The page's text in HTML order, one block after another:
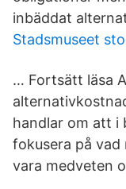
inbäddat
Stadsmuseet
… Fortsätt läsa
handlar om att i
fokusera på vad
vara medveten